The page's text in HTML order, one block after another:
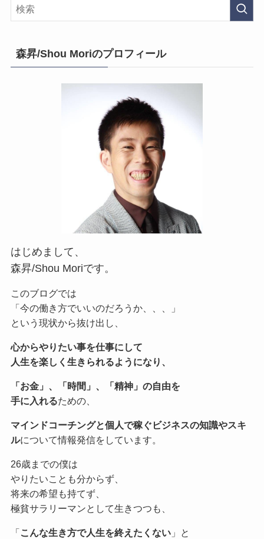
森昇/Shou Moriのプロフィール
はじめまして、
森昇/Shou Moriです。
このブログでは
「今の働き方でいいのだろうか、、、」
という現状から抜け出し、
心からやりたい事を仕事にして
人生を楽しく生きられるようになり、
「お金」、「時間」、「精神」の自由を
手に入れるための、
マインドコーチングと個人で稼ぐビジネスの知識やスキ
ルについて情報発信をしています。
26歳までの僕は
やりたいことも分からず、
将来の希望も持てず、
極貧サラリーマンとして生きつつも、
「こんな生き方で人生を終えたくない」と